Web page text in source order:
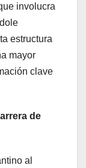
involucra
estructura
mayor
clave
de
al